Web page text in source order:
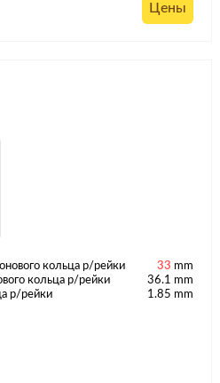
Цены
кольца р/рейки 33 mm
кольца р/рейки
36.1 mm
р/рейки 1.85 mm